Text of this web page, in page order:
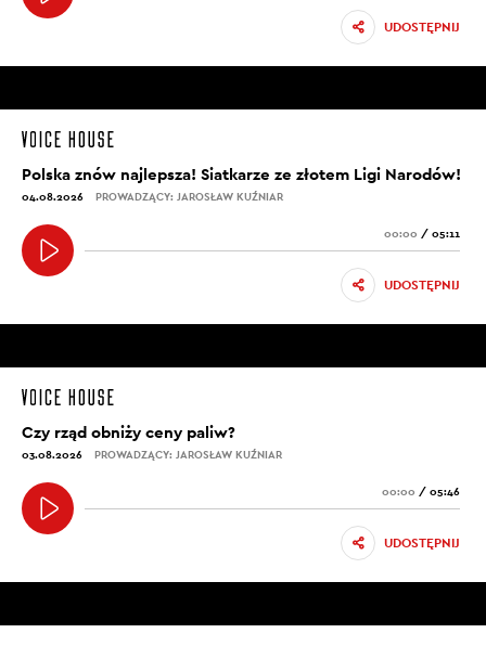
UDOSTĘPNIJ
Polska znów najlepsza! Siatkarze ze złotem Ligi Narodów!
04.08.2026 PROWADZĄCY: JAROSŁAW KUŹNIAR
00:00 / 05:11
UDOSTĘPNIJ
Czy rząd obniży ceny paliw?
03.08.2026 PROWADZĄCY: JAROSŁAW KUŹNIAR
00:00 / 05:46
UDOSTĘPNIJ